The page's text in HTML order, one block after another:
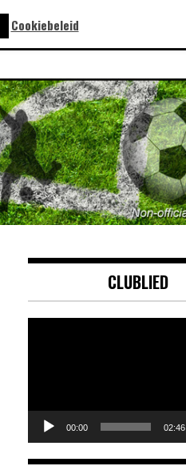
CLUBLIED
00:00 02:46
Cookiebeleid